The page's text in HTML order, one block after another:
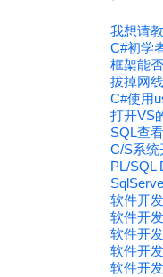
我想请
C#初学
框架能
拔掉网
C#使用
打开VS
SQL查
C/S系统
PL/SQL
软件开
软件开
软件开
软件开
软件开